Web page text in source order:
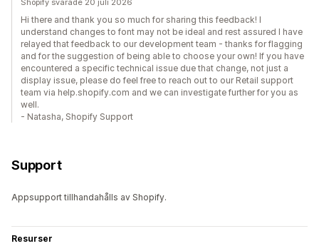
Shopify svarade 20 juli 2026
Hi there and thank you so much for sharing this feedback! I
understand changes to font may not be ideal and rest assured I have
relayed that feedback to our development team - thanks for flagging
and for the suggestion of being able to choose your own! If you have
encountered a specific technical issue due that change, not just a
display issue, please do feel free to reach out to our Retail support
team via help.shopify.com and we can investigate further for you as
well.
- Natasha, Shopify Support
Support
Appsupport tillhandahålls av Shopify.
Resurser